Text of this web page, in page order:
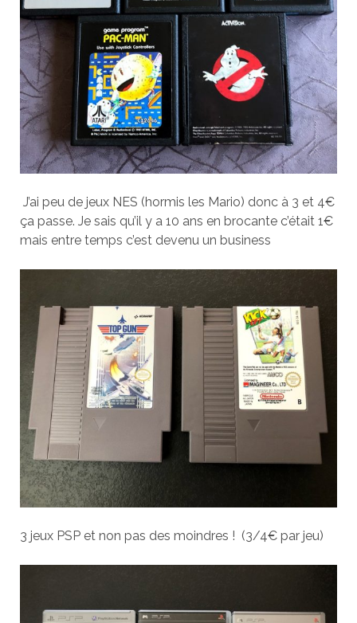
J’ai peu de jeux NES (hormis les Mario) donc à 3 et 4€
ça passe. Je sais qu’il y a 10 ans en brocante c’était 1€
mais entre temps c’est devenu un business
3 jeux PSP et non pas des moindres ! (3/4€ par jeu)